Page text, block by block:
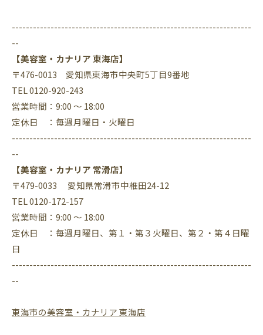
--------------------------------------------------------------------
--
【美容室・カナリア 東海店】
〒476-0013 愛知県東海市中央町5丁目9番地
TEL 0120-920-243
営業時間：9:00 ～ 18:00
定休日 ：毎週月曜日・火曜日
--------------------------------------------------------------------
--
【美容室・カナリア 常滑店】
〒479-0033 愛知県常滑市中椎田24-12
TEL 0120-172-157
営業時間：9:00 ～ 18:00
定休日 ：毎週月曜日、第１・第３火曜日、第２・第４日曜
日
--------------------------------------------------------------------
--
東海市の美容室・カナリア 東海店